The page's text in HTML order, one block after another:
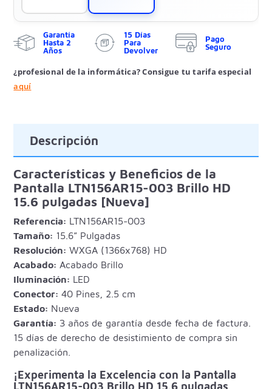
Garantía
Hasta 2
Años
15 Días
Para
Devolver
Pago
Seguro
¿profesional de la informática? Consigue tu tarifa especial
aquí
Descripción
Características y Beneficios de la
Pantalla LTN156AR15-003 Brillo HD
15.6 pulgadas [Nueva]
Referencia: LTN156AR15-003
Tamaño: 15.6” Pulgadas
Resolución: WXGA (1366x768) HD
Acabado: Acabado Brillo
Iluminación: LED
Conector: 40 Pines, 2.5 cm
Estado: Nueva
Garantía: 3 años de garantía desde fecha de factura.
15 días de derecho de desistimiento de compra sin
penalización.
¡Experimenta la Excelencia con la Pantalla
LTN156AR15-003 Brillo HD 15.6 pulgadas